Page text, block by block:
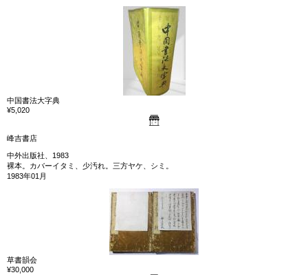
中国書法大字典
¥5,020
峰吉書店
中外出版社、1983
裸本。カバーイタミ、少汚れ。三方ヤケ、シミ。
1983年01月
草書韻会
¥30,000